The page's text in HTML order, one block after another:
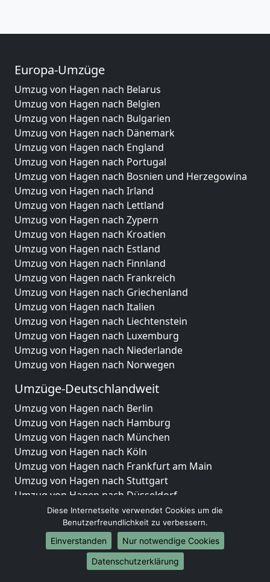
Europa-Umzüge
Umzug von Hagen nach Belarus
Umzug von Hagen nach Belgien
Umzug von Hagen nach Bulgarien
Umzug von Hagen nach Dänemark
Umzug von Hagen nach England
Umzug von Hagen nach Portugal
Umzug von Hagen nach Bosnien und Herzegowina
Umzug von Hagen nach Irland
Umzug von Hagen nach Lettland
Umzug von Hagen nach Zypern
Umzug von Hagen nach Kroatien
Umzug von Hagen nach Estland
Umzug von Hagen nach Finnland
Umzug von Hagen nach Frankreich
Umzug von Hagen nach Griechenland
Umzug von Hagen nach Italien
Umzug von Hagen nach Liechtenstein
Umzug von Hagen nach Luxemburg
Umzug von Hagen nach Niederlande
Umzug von Hagen nach Norwegen
Umzüge-Deutschlandweit
Umzug von Hagen nach Berlin
Umzug von Hagen nach Hamburg
Umzug von Hagen nach München
Umzug von Hagen nach Köln
Umzug von Hagen nach Frankfurt am Main
Umzug von Hagen nach Stuttgart
Umzug von Hagen nach Düsseldorf
Umzug von Hagen nach Leipzig
Umzug von Hagen nach Dortmund
Umzug von Hagen nach Essen
Umzug von Hagen nach Bremen
Umzug von Hagen nach Dresden
Diese Internetseite verwendet Cookies um die
Benutzerfreundlichkeit zu verbessern.
Einverstanden
Nur notwendige Cookies
Datenschutzerklärung